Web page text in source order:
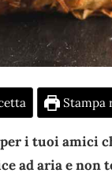
Stampa
i tuoi amici
ad aria e non